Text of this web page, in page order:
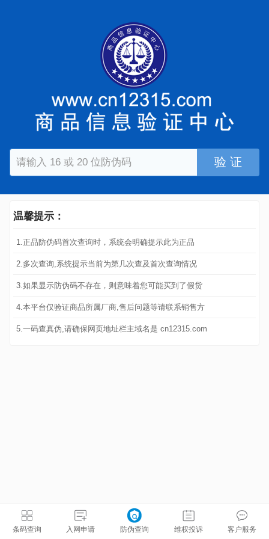
验 证
温馨提示：
1.正品防伪码首次查询时，系统会明确提示此为正品
2.多次查询,系统提示当前为第几次查及首次查询情况
3.如果显示防伪码不存在，则意味着您可能买到了假货
4.本平台仅验证商品所属厂商,售后问题等请联系销售方
5.一码查真伪,请确保网页地址栏主域名是 cn12315.com
条码查询 入网申请 防伪查询 维权投诉 客户服务